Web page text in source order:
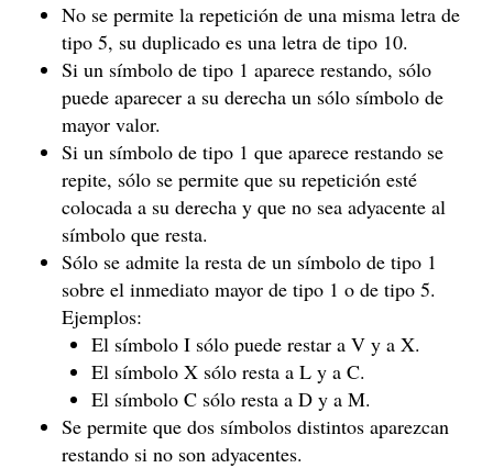
No se permite la repetición de una misma letra de
tipo 5, su duplicado es una letra de tipo 10.
Si un símbolo de tipo 1 aparece restando, sólo
puede aparecer a su derecha un sólo símbolo de
mayor valor.
Si un símbolo de tipo 1 que aparece restando se
repite, sólo se permite que su repetición esté
colocada a su derecha y que no sea adyacente al
símbolo que resta.
Sólo se admite la resta de un símbolo de tipo 1
sobre el inmediato mayor de tipo 1 o de tipo 5.
Ejemplos:
El símbolo I sólo puede restar a V y a X.
El símbolo X sólo resta a L y a C.
El símbolo C sólo resta a D y a M.
Se permite que dos símbolos distintos aparezcan
restando si no son adyacentes.